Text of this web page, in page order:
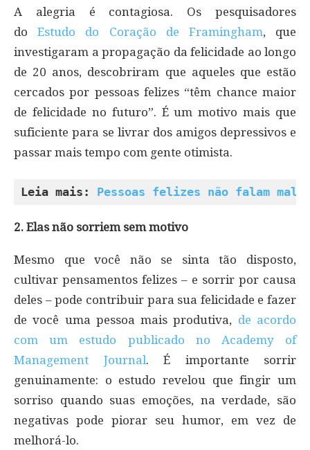
A alegria é contagiosa. Os pesquisadores
doEstudo do Coração de Framingham, que
investigaram a propagação da felicidade ao longo
de 20 anos, descobriram que aqueles que estão
cercados por pessoas felizes “têm chance maior
de felicidade no futuro”. É um motivo mais que
suficiente para se livrar dos amigos depressivos e
passar mais tempo com gente otimista.
Leia mais: Pessoas felizes não falam mal
2. Elas não sorriem sem motivo
Mesmo que você não se sinta tão disposto,
cultivar pensamentos felizes – e sorrir por causa
deles – pode contribuir para sua felicidade e fazer
de você uma pessoa mais produtiva, de acordo
com um estudo publicado no Academy of
Management Journal. É importante sorrir
genuinamente: o estudo revelou que fingir um
sorriso quando suas emoções, na verdade, são
negativas pode piorar seu humor, em vez de
melhorá-lo.